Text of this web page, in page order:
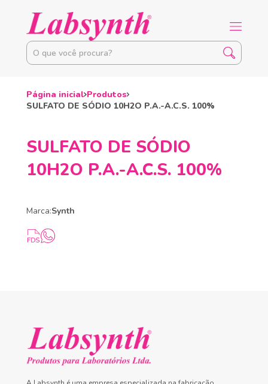
Página inicial Produtos
SULFATO DE SÓDIO 10H2O P.A.-A.C.S. 100%
SULFATO DE SÓDIO
10H2O P.A.-A.C.S. 100%
Marca:Synth